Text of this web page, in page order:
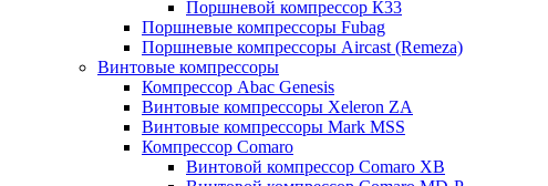
Поршневой компрессор К33
Поршневые компрессоры Fubag
Поршневые компрессоры Aircast (Remeza)
Винтовые компрессоры
Компрессор Abac Genesis
Винтовые компрессоры Xeleron ZA
Винтовые компрессоры Mark MSS
Компрессор Comaro
Винтовой компрессор Comaro XB